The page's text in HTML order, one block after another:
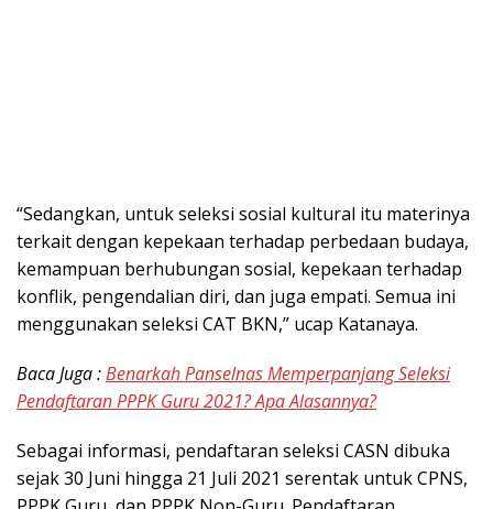
“Sedangkan, untuk seleksi sosial kultural itu materinya
terkait dengan kepekaan terhadap perbedaan budaya,
kemampuan berhubungan sosial, kepekaan terhadap
konflik, pengendalian diri, dan juga empati. Semua ini
menggunakan seleksi CAT BKN,” ucap Katanaya.
Baca Juga :Benarkah Panselnas Memperpanjang Seleksi
Pendaftaran PPPK Guru 2021? Apa Alasannya?
Sebagai informasi, pendaftaran seleksi CASN dibuka
sejak 30 Juni hingga 21 Juli 2021 serentak untuk CPNS,